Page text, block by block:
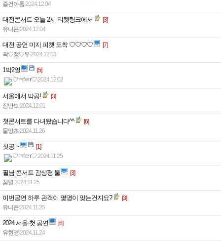
즐건아톰2024.12.04
대전콘서트 오늘 2시 티켓링크에서 [3]
유니콘2024.12.04
대전 공연 미지 피켓 도착 ♡♡♡♡ [7]
곽♡정♡우2024.12.03
1박2일 [5]
♡ㅋfㄹr♡2024.12.02
서울에서 막공! [3]
잠만보2024.12.01
첫콘서트를 다녀왔습니다^^ [6]
물망초2024.11.26
첫공 ~ [1]
♡ㅋfㄹr♡2024.11.25
필님 콘서트 감상평 둘 [3]
꿈별 2024.11.25
이번공연 하루 관객이 몇명이 맞는건지요? [3]
유니콘2024.11.25
2024 서울 첫 공연 [6]
유현경2024.11.24